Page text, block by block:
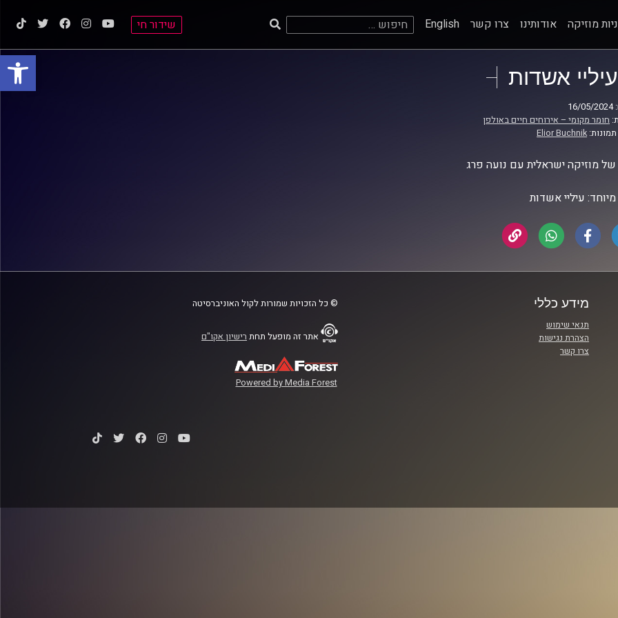
פתח
מוזיקה אודותינו צרו קשר English חיפוש: שידור חי
עיליי אשדות
חומר מקומי – אירוחים חיים באולפן
Elior Buchnik
מוזיקה ישראלית עם נועה פרג
עיליי אשדות
מידע כללי
תנאי שימוש
הצהרת נגישות
צרו קשר
© כל הזכויות שמורות לקול האוניברסיטה
אתר זה מופעל תחת רישיון אקו"ם
Powered by Media Forest